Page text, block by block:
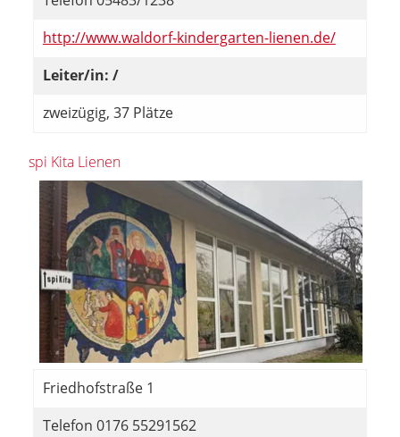
http://www.waldorf-kindergarten-lienen.de/
Leiter/in: /
zweizügig, 37 Plätze
spi Kita Lienen
Friedhofstraße 1
Telefon 0176 55291562